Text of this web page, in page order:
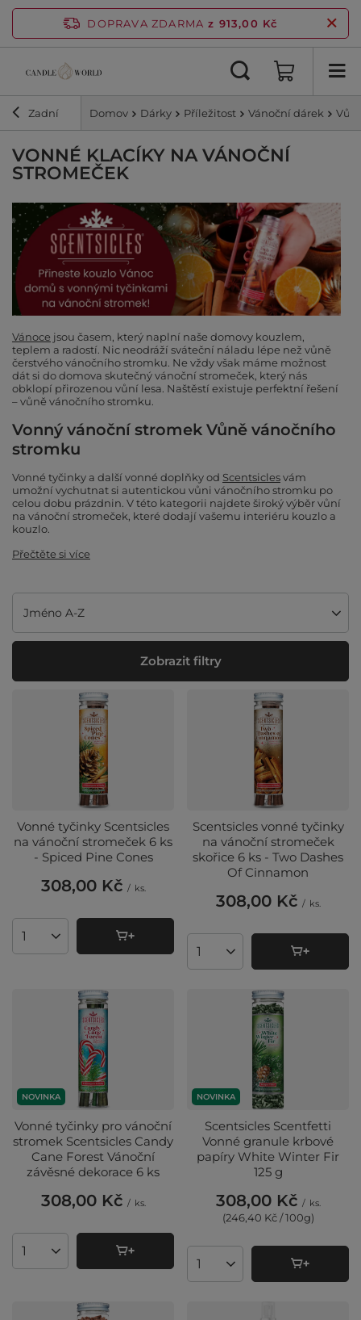
DOPRAVA ZDARMA z 913,00 Kč
Zadní Domov Dárky Příležitost Vánoční dárek
VONNÉ KLACÍKY NA VÁNOČNÍ
STROMEČEK
Vánoce jsou časem, který naplní naše domovy kouzlem,
teplem a radostí. Nic neodráží sváteční náladu lépe než vůně
čerstvého vánočního stromku. Ne vždy však máme možnost
dát si do domova skutečný vánoční stromeček, který nás
obklopí přirozenou vůní lesa. Naštěstí existuje perfektní řešení
– vůně vánočního stromku.
Vonný vánoční stromek Vůně vánočního
stromku
Vonné tyčinky a další vonné doplňky od Scentsiclesvám
umožní vychutnat si autentickou vůni vánočního stromku po
celou dobu prázdnin. V této kategorii najdete široký výběr vůní
na vánoční stromeček, které dodají vašemu interiéru kouzlo a
kouzlo.
Přečtěte si více
Změnit řazení
Jméno A-Z
Zobrazit filtry
Vonné tyčinky Scentsicles
na vánoční stromeček 6 ks
- Spiced Pine Cones
308,00 Kč / ks.
Množství produktů
Scentsicles vonné tyčinky
na vánoční stromeček
skořice 6 ks - Two Dashes
Of Cinnamon
308,00 Kč / ks.
Množství produktů
NOVINKA
Vonné tyčinky pro vánoční
stromek Scentsicles Candy
Cane Forest Vánoční
závěsné dekorace 6 ks
308,00 Kč / ks.
Množství produktů
NOVINKA
Scentsicles Scentfetti
Vonné granule krbové
papíry White Winter Fir
125 g
308,00 Kč / ks.
(246,40 Kč / 100g)
Množství produktů